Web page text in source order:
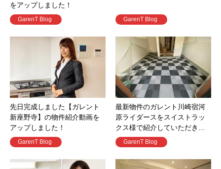
をアップしました！
GarenT Blog GarenT Blog
先日完成しました【ガレント
新座野寺】の物件紹介動画を
アップしました！
GarenT Blog
最新物件のガレント川崎宿河
原ライダースをスイストラッ
クス様で紹介していただき…
GarenT Blog